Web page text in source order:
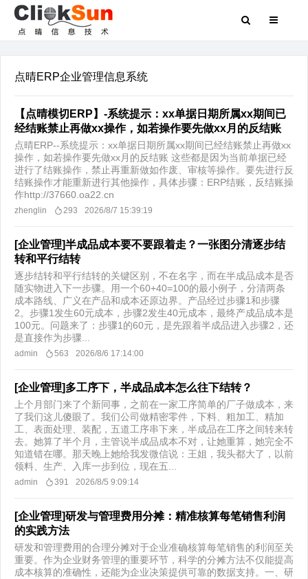
点晴ERP企业管理信息系统
【点晴模切ERP】-系统提示：xx单据日期所属xx期间已
经结账禁止再做xx操作，如若操作要先做xx月的反结账
点晴ERP--系统提示：xx单据日期所属xx期间已经结账禁止再做xx
操作，如若操作要先做xx月的反结账 这些都是因为当前单据已经
进行了结账操作，禁止再重新做如作废、审核等操作。要先进行反
结账操作才能重新进行其他操作，具体步骤：ERP结账，反结账操
作http://37660.oa22.cn
zhenglin 293 2026/8/7 15:39:19
[企业管理]半成品成本要不要跟着走？一张图分清逐步结
转和平行结转
逐步结转和平行结转的关键区别，不在名字，而在半成品成本是否
随实物进入下一步骤。用一个60+40=100的最小例子，分清两条
成本路线、广义在产品和成本还原边界。产品经过步骤1和步骤
2。步骤1发生60元成本，步骤2发生40元成本，最终产成品成本是
100元。问题来了：步骤1的60元，是先跟着半成品进入步骤2，还
是直接作为步骤...
admin 563 2026/8/6 17:14:00
[企业管理]多工序下，半成品成本怎么往下结转？
上个月部门来了个新同事，之前在一家工序简单的厂子做成本，来
了我们这儿傻眼了。我们公司做精密零件，下料、粗加工、精加
工、表面处理、装配，五道工序串下来，半成品在工序之间转来转
去。她算了半个月，主管说半成品成本不对，让她重算，她完全不
知道错在哪。那天晚上她给我发微信说：王姐，我头都大了，以前
领料、生产、入库一步到位，现在五...
admin 391 2026/8/5 9:09:14
[企业管理]研发与管理费用分摊：精准核算每笔销售利润
的实践方法
研发和管理费用的合理分摊对于企业准确核算每笔销售的利润至关
重要。作为企业财务管理的重要环节，科学的分摊方法不仅能提高
成本核算的准确性，还能为企业决策提供可靠的数据支持。一、研